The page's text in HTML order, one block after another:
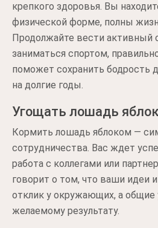
крепкого здоровья. Вы
физической форме, полны
Продолжайте вести активный
заниматься спортом,
поможет сохранить бодрость
на долгие годы.
Угощать лошадь
Кормить лошадь яблоком —
сотрудничества. Вас ждет
работа с коллегами или
говорит о том, что ваши идеи
отклик у окружающих, а общие
желаемому результату.